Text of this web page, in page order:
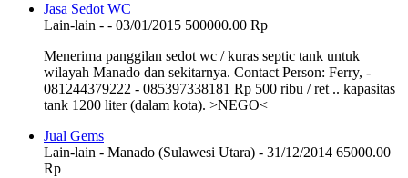
Jasa Sedot WC
Lain-lain - - 03/01/2015 500000.00 Rp
Menerima panggilan sedot wc / kuras septic tank untuk
wilayah Manado dan sekitarnya. Contact Person: Ferry, -
081244379222 - 085397338181 Rp 500 ribu / ret .. kapasitas
tank 1200 liter (dalam kota). >NEGO<
Jual Gems
Lain-lain - Manado (Sulawesi Utara) - 31/12/2014 65000.00
Rp